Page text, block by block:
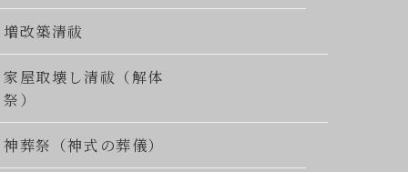
増改築清祓
家屋取壊し清祓（解体
祭）
神葬祭（神式の葬儀）